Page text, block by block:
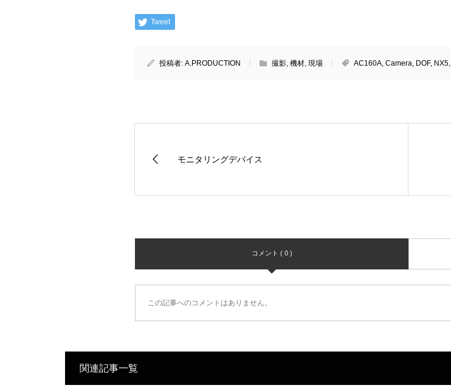
Tweet
投稿者: A.PRODUCTION 撮影, 機材, 現場 AC160A, Camera, DOF, NX5,
モニタリングデバイス
コメント ( 0 )
この記事へのコメントはありません。
関連記事一覧